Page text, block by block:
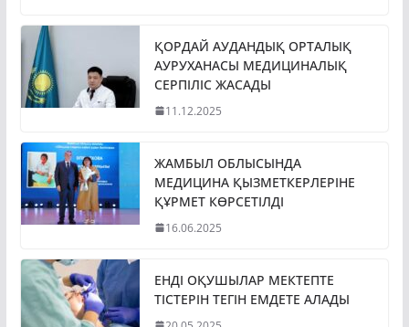
ҚОРДАЙ АУДАНДЫҚ ОРТАЛЫҚ
АУРУХАНАСЫ МЕДИЦИНАЛЫҚ
СЕРПІЛІС ЖАСАДЫ
11.12.2025
ЖАМБЫЛ ОБЛЫСЫНДА
МЕДИЦИНА ҚЫЗМЕТКЕРЛЕРІНЕ
ҚҰРМЕТ КӨРСЕТІЛДІ
16.06.2025
ЕНДІ ОҚУШЫЛАР МЕКТЕПТЕ
ТІСТЕРІН ТЕГІН ЕМДЕТЕ АЛАДЫ